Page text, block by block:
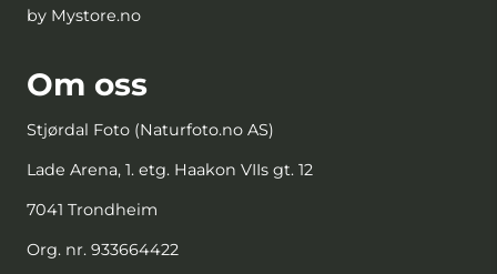
by Mystore.no
Om oss
Stjørdal Foto (Naturfoto.no AS)
Lade Arena, 1. etg. Haakon VIIs gt. 12
7041 Trondheim
Org. nr. 933664422